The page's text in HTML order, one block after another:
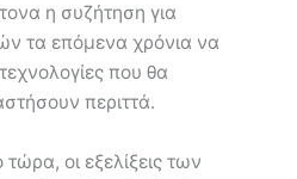
η συζήτηση για
τα επόμενα χρόνια να
που θα
περιττά.
οι εξελίξεις των